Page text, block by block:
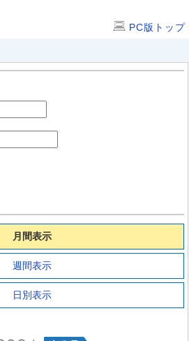
PC版トップ
月間表示
週間表示
日別表示